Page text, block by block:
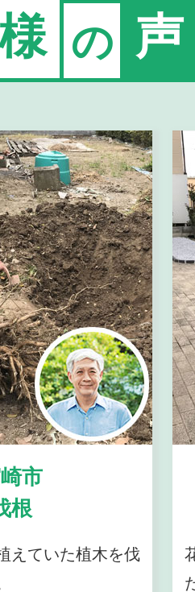
の 声
市
根
えていた植木を伐